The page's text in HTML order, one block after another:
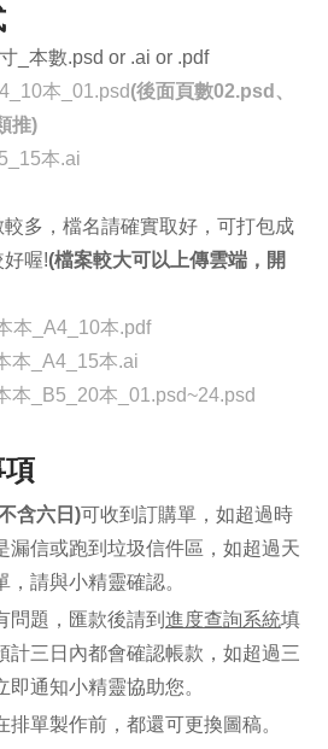
_本數.psd or .ai or .pdf
本_01.psd(後面頁數02.psd、
推)
本.ai
多，檔名請確實取好，可打包成
喔!(檔案較大可以上傳雲端，開
本_A4_10本.pdf
_A4_15本.ai
_B5_20本_01.psd~24.psd
含六日)可收到訂購單，如超過時
漏信或跑到垃圾信件區，如超過天
，請與小精靈確認。
問題，匯款後請到 進度查詢系統填
計三日內都會確認帳款，如超過三
即通知小精靈協助您。
排單製作前，都還可更換圖稿。